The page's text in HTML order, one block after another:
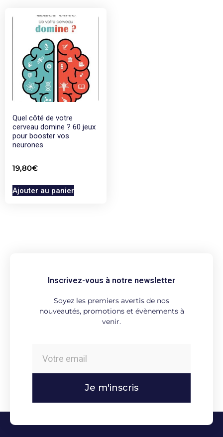
Quel côté de votre
cerveau domine ? 60 jeux
pour booster vos
neurones
19,80€
Ajouter au panier
Inscrivez-vous à notre newsletter
Soyez les premiers avertis de nos
nouveautés, promotions et évènements à
venir.
Je m'inscris